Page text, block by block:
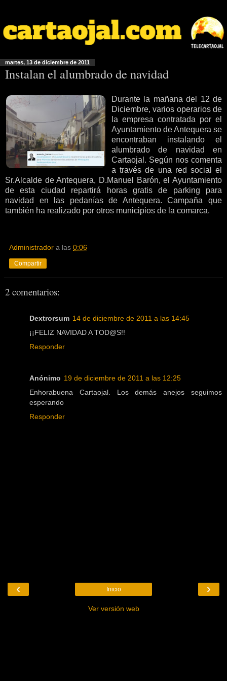
martes, 13 de diciembre de 2011
Instalan el alumbrado de navidad
Durante la mañana del 12 de
Diciembre, varios operarios de
la empresa contratada por el
Ayuntamiento de Antequera se
encontraban instalando el
alumbrado de navidad en
Cartaojal. Según nos comenta
a través de una red social el
Sr.Alcalde de Antequera, D.Manuel Barón, el Ayuntamiento
de esta ciudad repartirá horas gratis de parking para
navidad en las pedanías de Antequera. Campaña que
también ha realizado por otros municipios de la comarca.
Administrador a las 0:06
Compartir
2 comentarios:
Dextrorsum 14 de diciembre de 2011 a las 14:45
¡¡FELIZ NAVIDAD A TOD@S!!
Responder
Anónimo 19 de diciembre de 2011 a las 12:25
Enhorabuena Cartaojal. Los demás anejos seguimos
esperando
Responder
‹ ›
Inicio
Ver versión web